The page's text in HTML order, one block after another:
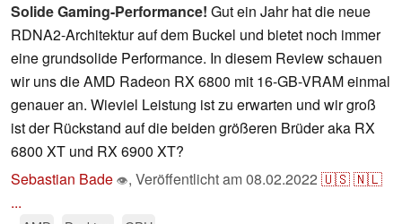
Solide Gaming-Performance! Gut ein Jahr hat die neue
RDNA2-Architektur auf dem Buckel und bietet noch immer
eine grundsolide Performance. In diesem Review schauen
wir uns die AMD Radeon RX 6800 mit 16-GB-VRAM einmal
genauer an. Wieviel Leistung ist zu erwarten und wir groß
ist der Rückstand auf die beiden größeren Brüder aka RX
6800 XT und RX 6900 XT?
Sebastian Bade 👁, Veröffentlicht am08.02.2022 🇺🇸🇳🇱
...